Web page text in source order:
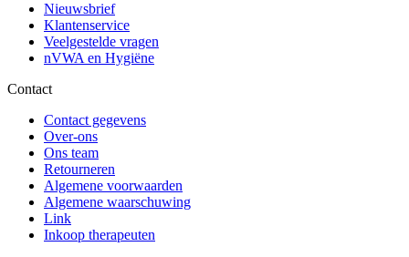
Nieuwsbrief
Klantenservice
Veelgestelde vragen
nVWA en Hygiëne
Contact
Contact gegevens
Over-ons
Ons team
Retourneren
Algemene voorwaarden
Algemene waarschuwing
Link
Inkoop therapeuten